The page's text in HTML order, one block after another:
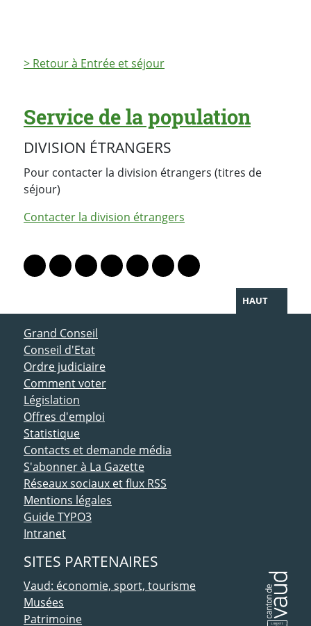
> Retour à Entrée et séjour
Service de la population
DIVISION ÉTRANGERS
Pour contacter la division étrangers (titres de
séjour)
Contacter la division étrangers
Lien vers le profil Mastodon
Lien vers le profil Bluesky
Lien vers le profil Instagram
Lien vers le profil Linkedin
Lien vers le profil Facebook
Lien vers le profil Twitter
Partager par WhatsApp
HAUT
ACCÈS DIRECT
Grand Conseil
Conseil d'Etat
Ordre judiciaire
Comment voter
Législation
Offres d'emploi
Statistique
Contacts et demande média
S'abonner à La Gazette
Réseaux sociaux et flux RSS
Mentions légales
Guide TYPO3
Intranet
SITES PARTENAIRES
Vaud: économie, sport, tourisme
Musées
Patrimoine